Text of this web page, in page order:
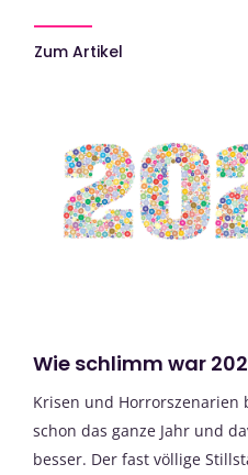
Zum Artikel
Wie schlimm war
Krisen und
schon das ganze Jahr und
besser. Der fast völlige